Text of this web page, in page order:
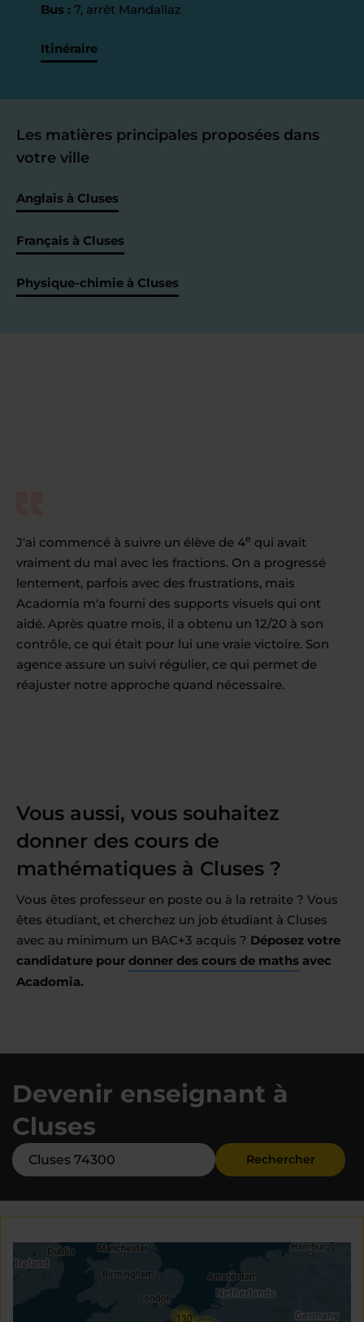
Bus : 7, arrêt Mandallaz
Itinéraire
Les matières principales proposées dans
votre ville
Anglais à Cluses
Français à Cluses
Physique-chimie à Cluses
J'ai commencé à suivre un élève de 4e qui avait
vraiment du mal avec les fractions. On a progressé
lentement, parfois avec des frustrations, mais
Acadomia m'a fourni des supports visuels qui ont
aidé. Après quatre mois, il a obtenu un 12/20 à son
contrôle, ce qui était pour lui une vraie victoire. Son
agence assure un suivi régulier, ce qui permet de
réajuster notre approche quand nécessaire.
Vous aussi, vous souhaitez
donner des cours de
mathématiques à Cluses ?
Vous êtes professeur en poste ou à la retraite ? Vous
êtes étudiant, et cherchez un job étudiant à Cluses
avec au minimum un BAC+3 acquis ? Déposez votre
candidature pour donner des cours de maths avec
Acadomia.
Devenir enseignant à
Cluses
Rechercher